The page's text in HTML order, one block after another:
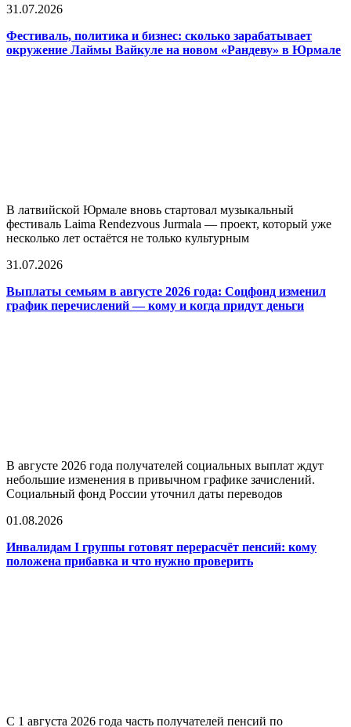
31.07.2026
Фестиваль, политика и бизнес: сколько зарабатывает
окружение Лаймы Вайкуле на новом «Рандеву» в Юрмале
В латвийской Юрмале вновь стартовал музыкальный
фестиваль Laima Rendezvous Jurmala — проект, который уже
несколько лет остаётся не только культурным
31.07.2026
Выплаты семьям в августе 2026 года: Соцфонд изменил
график перечислений — кому и когда придут деньги
В августе 2026 года получателей социальных выплат ждут
небольшие изменения в привычном графике зачислений.
Социальный фонд России уточнил даты переводов
01.08.2026
Инвалидам I группы готовят перерасчёт пенсий: кому
положена прибавка и что нужно проверить
С 1 августа 2026 года часть получателей пенсий по